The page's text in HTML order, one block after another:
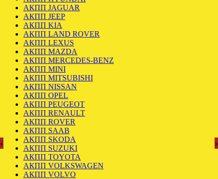
АКПП JAGUAR
АКПП JEEP
АКПП KIA
АКПП LAND ROVER
АКПП LEXUS
АКПП MAZDA
АКПП MERCEDES-BENZ
АКПП MINI
АКПП MITSUBISHI
АКПП NISSAN
АКПП OPEL
АКПП PEUGEOT
АКПП RENAULT
АКПП ROVER
АКПП SAAB
АКПП SKODA
АКПП SUZUKI
АКПП TOYOTA
АКПП VOLKSWAGEN
АКПП VOLVO
‹ ›